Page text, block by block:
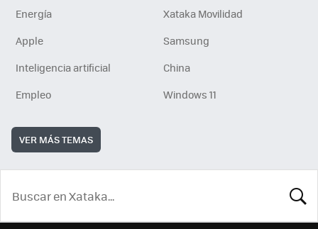
Energía
Xataka Movilidad
Apple
Samsung
Inteligencia artificial
China
Empleo
Windows 11
VER MÁS TEMAS